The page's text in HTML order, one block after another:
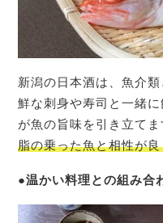
新潟の日本酒は、魚介
鮮な刺身や寿司と一緒
が魚の旨味を引き立て
脂の乗った魚と相性が
●温かい料理との組み合